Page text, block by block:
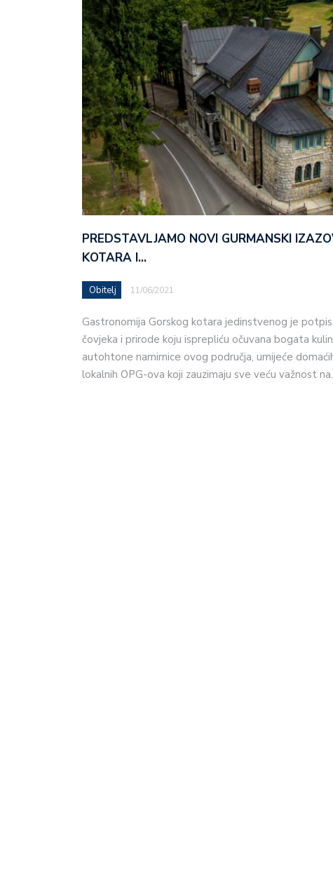
PREDSTAVLJAMO NOVI GURMANSKI
KOTARA I…
Obitelj 11/06/2021
Gastronomija Gorskog kotara jedinstvenog je
čovjeka i prirode koju isprepliću očuvana bogata
autohtone namirnice ovog područja, umijeće
lokalnih OPG-ova koji zauzimaju sve veću važnost